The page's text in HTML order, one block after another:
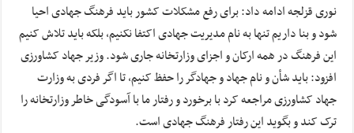
نوری قزلجه ادامه داد: برای رفع مشکلات کشور باید فرهنگ جهادی احیا
شود و بنا داریم تنها به نام مدیریت جهادی اکتفا نکنیم، بلکه باید تلاش کنیم
این فرهنگ در همه ارکان و اجزای وزارتخانه جاری شود. وزیر جهاد کشاورزی
افزود: باید شأن و نام جهاد و جهادگر را حفظ کنیم، تا اگر فردی به وزارت
جهاد کشاورزی مراجعه کرد با برخورد و رفتار ما با آسودگی خاطر وزارتخانه را
ترک کند و بگوید این رفتار فرهنگ جهادی است.